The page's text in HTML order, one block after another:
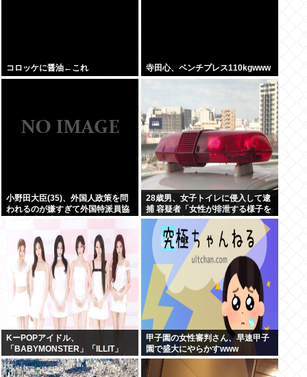
コロッケに醤油←これ 寺田心、ベンチプレス110kgwww
小野田大臣(35)、外国人政策を問
われるのが嫌すぎて外国特派員協
会の招待を連続拒否www
28歳男、女子トイレに侵入して逮
捕 容疑者「女性が排泄する様子を
見たくて床に寝込んでしまった」
KーPOPアイドル、
「BABYMONSTER」「ILLIT」
「RESCENE」の三国志時代に突
入！
甲子園の女性審判さん、早速甲子
園で盛大にやらかすwww